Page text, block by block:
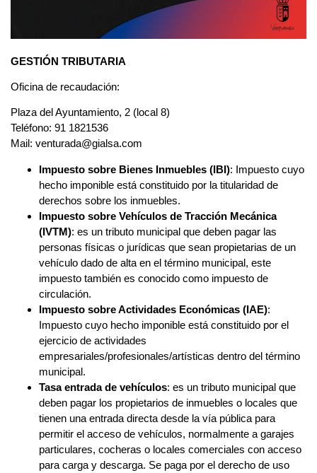
GESTIÓN TRIBUTARIA
Oficina de recaudación:
Plaza del Ayuntamiento, 2 (local 8)
Teléfono: 91 1821536
Mail: venturada@gialsa.com
Impuesto sobre Bienes Inmuebles (IBI): Impuesto cuyo
hecho imponible está constituido por la titularidad de
derechos sobre los inmuebles.
Impuesto sobre Vehículos de Tracción Mecánica
(IVTM): es un tributo municipal que deben pagar las
personas físicas o jurídicas que sean propietarias de un
vehículo dado de alta en el término municipal, este
impuesto también es conocido como impuesto de
circulación.
Impuesto sobre Actividades Económicas (IAE):
Impuesto cuyo hecho imponible está constituido por el
ejercicio de actividades
empresariales/profesionales/artísticas dentro del término
municipal.
Tasa entrada de vehículos: es un tributo municipal que
deben pagar los propietarios de inmuebles o locales que
tienen una entrada directa desde la vía pública para
permitir el acceso de vehículos, normalmente a garajes
particulares, cocheras o locales comerciales con acceso
para carga y descarga. Se paga por el derecho de uso